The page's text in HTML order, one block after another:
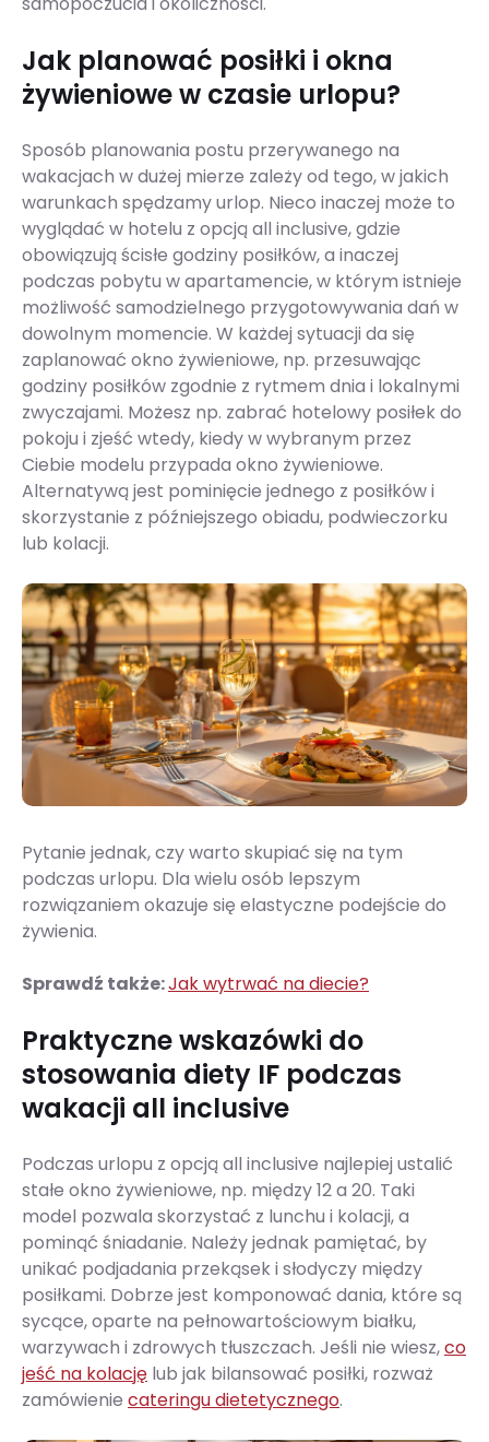
Jak planować posiłki i okna
żywieniowe w czasie urlopu?
Sposób planowania postu przerywanego na
wakacjach w dużej mierze zależy od tego, w jakich
warunkach spędzamy urlop. Nieco inaczej może to
wyglądać w hotelu z opcją all inclusive, gdzie
obowiązują ścisłe godziny posiłków, a inaczej
podczas pobytu w apartamencie, w którym istnieje
możliwość samodzielnego przygotowywania dań w
dowolnym momencie. W każdej sytuacji da się
zaplanować okno żywieniowe, np. przesuwając
godziny posiłków zgodnie z rytmem dnia i lokalnymi
zwyczajami. Możesz np. zabrać hotelowy posiłek do
pokoju i zjeść wtedy, kiedy w wybranym przez
Ciebie modelu przypada okno żywieniowe.
Alternatywą jest pominięcie jednego z posiłków i
skorzystanie z późniejszego obiadu, podwieczorku
lub kolacji.
Pytanie jednak, czy warto skupiać się na tym
podczas urlopu. Dla wielu osób lepszym
rozwiązaniem okazuje się elastyczne podejście do
żywienia.
Sprawdź także:Jak wytrwać na diecie?
Praktyczne wskazówki do
stosowania diety IF podczas
wakacji all inclusive
Podczas urlopu z opcją all inclusive najlepiej ustalić
stałe okno żywieniowe, np. między 12 a 20. Taki
model pozwala skorzystać z lunchu i kolacji, a
pominąć śniadanie. Należy jednak pamiętać, by
unikać podjadania przekąsek i słodyczy między
posiłkami. Dobrze jest komponować dania, które są
sycące, oparte na pełnowartościowym białku,
warzywach i zdrowych tłuszczach. Jeśli nie wiesz,co
jeść na kolację lub jak bilansować posiłki, rozważ
zamówienie cateringu dietetycznego.